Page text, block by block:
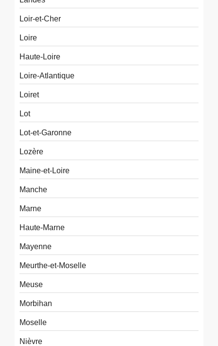
Loir-et-Cher
Loire
Haute-Loire
Loire-Atlantique
Loiret
Lot
Lot-et-Garonne
Lozère
Maine-et-Loire
Manche
Marne
Haute-Marne
Mayenne
Meurthe-et-Moselle
Meuse
Morbihan
Moselle
Nièvre